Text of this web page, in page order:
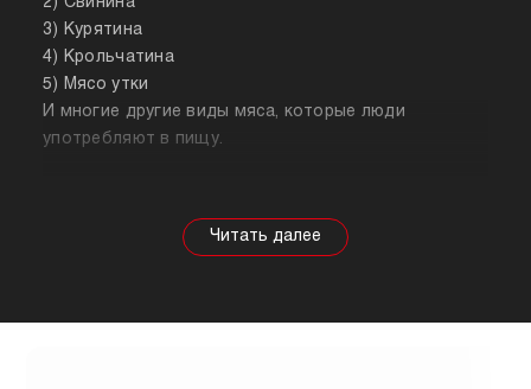
3) Курятина
4) Крольчатина
5) Мясо утки
И многие другие виды мяса, которые люди
употребляют в пищу.
полезных свойствах. Важно понимать, что в
зависимости от животного свойства продукта
подходит для шашлыка, а мясо перепела отлично